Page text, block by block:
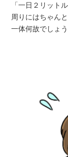
「一日２リット
周りにはちゃん
一体何故でしょう